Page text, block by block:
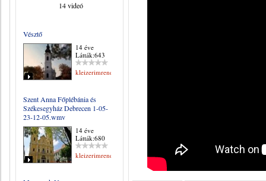
14 videó
Vésztő
14 éve
Látták:643
kleizerimrene
Szent Anna Főplébánia és
Székesegyház Debrecen 1-05-
23-12-05.wmv
14 éve
Látták:680
kleizerimrene